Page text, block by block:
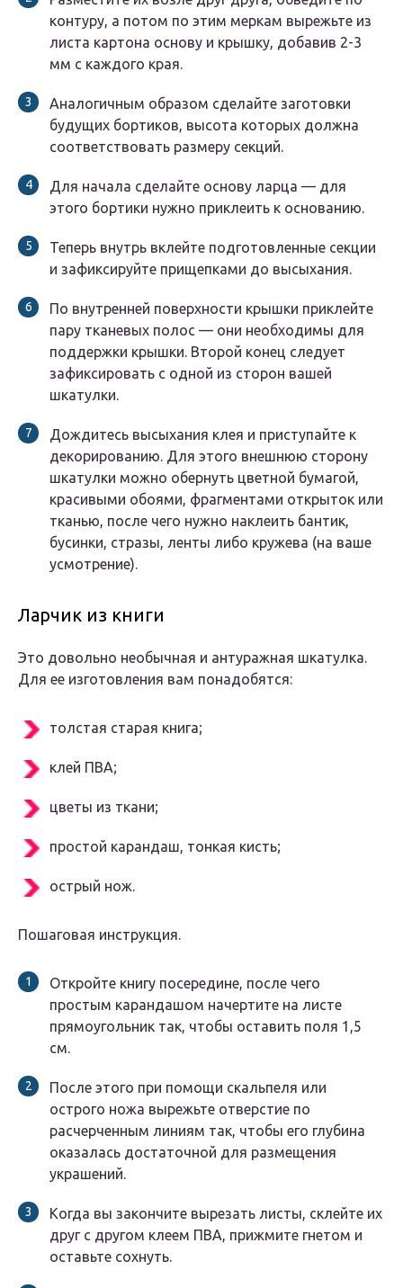
контуру, а потом по этим меркам вырежьте из
листа картона основу и крышку, добавив 2-3
мм с каждого края.
Аналогичным образом сделайте заготовки
будущих бортиков, высота которых должна
соответствовать размеру секций.
Для начала сделайте основу ларца — для
этого бортики нужно приклеить к основанию.
Теперь внутрь вклейте подготовленные секции
и зафиксируйте прищепками до высыхания.
По внутренней поверхности крышки приклейте
пару тканевых полос — они необходимы для
поддержки крышки. Второй конец следует
зафиксировать с одной из сторон вашей
шкатулки.
Дождитесь высыхания клея и приступайте к
декорированию. Для этого внешнюю сторону
шкатулки можно обернуть цветной бумагой,
красивыми обоями, фрагментами открыток или
тканью, после чего нужно наклеить бантик,
бусинки, стразы, ленты либо кружева (на ваше
усмотрение).
Ларчик из книги
Это довольно необычная и антуражная шкатулка.
Для ее изготовления вам понадобятся:
толстая старая книга;
клей ПВА;
цветы из ткани;
простой карандаш, тонкая кисть;
острый нож.
Пошаговая инструкция.
Откройте книгу посередине, после чего
простым карандашом начертите на листе
прямоугольник так, чтобы оставить поля 1,5
см.
После этого при помощи скальпеля или
острого ножа вырежьте отверстие по
расчерченным линиям так, чтобы его глубина
оказалась достаточной для размещения
украшений.
Когда вы закончите вырезать листы, склейте их
друг с другом клеем ПВА, прижмите гнетом и
оставьте сохнуть.